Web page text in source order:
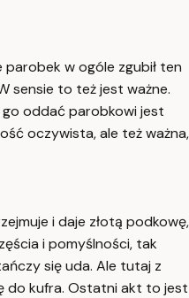
parobek w ogóle zgubił ten
sensie to też jest ważne.
go oddać parobkowi jest
oczywista, ale też ważna,
i daje złotą podkowę,
i pomyślności, tak
się uda. Ale tutaj z
do kufra. Ostatni akt to jest